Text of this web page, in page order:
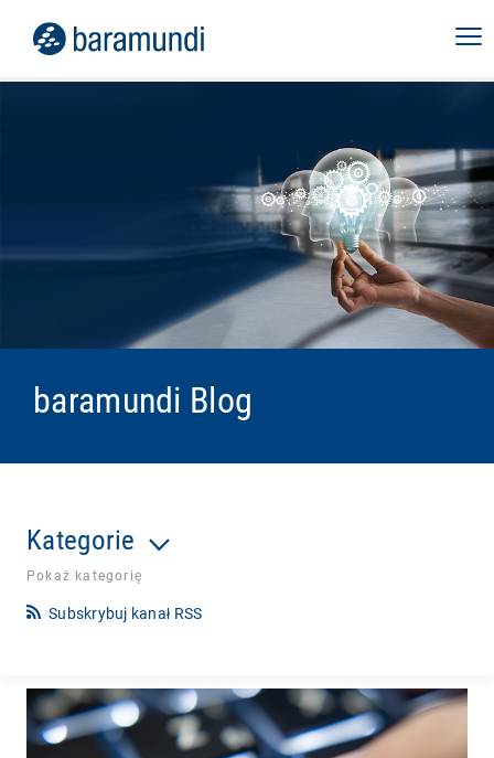
baramundi Blog
Kategorie
Pokaż kategorię
Subskrybuj kanał RSS